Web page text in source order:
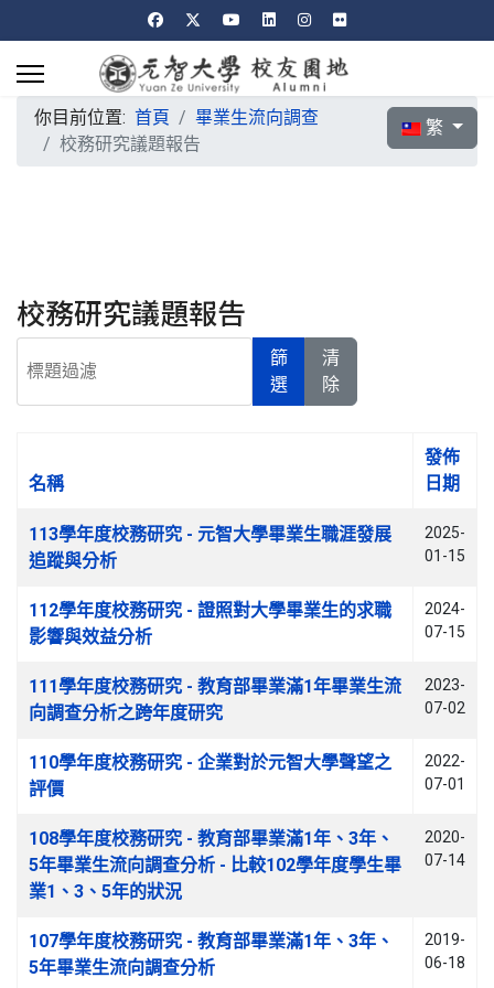
選擇你的語言
繁
你目前位置: 首頁
畢業生流向調查
校務研究議題報告
校務研究議題報告
篩
選
清
除
文章列表
名稱
發佈
日期
113學年度校務研究 - 元智大學畢業生職涯發展
追蹤與分析
2025-
01-15
112學年度校務研究 - 證照對大學畢業生的求職
影響與效益分析
2024-
07-15
111學年度校務研究 - 教育部畢業滿1年畢業生流
向調查分析之跨年度研究
2023-
07-02
110學年度校務研究 - 企業對於元智大學聲望之
評價
2022-
07-01
108學年度校務研究 - 教育部畢業滿1年、3年、
5年畢業生流向調查分析 - 比較102學年度學生畢
業1、3、5年的狀況
2020-
07-14
107學年度校務研究 - 教育部畢業滿1年、3年、
5年畢業生流向調查分析
2019-
06-18